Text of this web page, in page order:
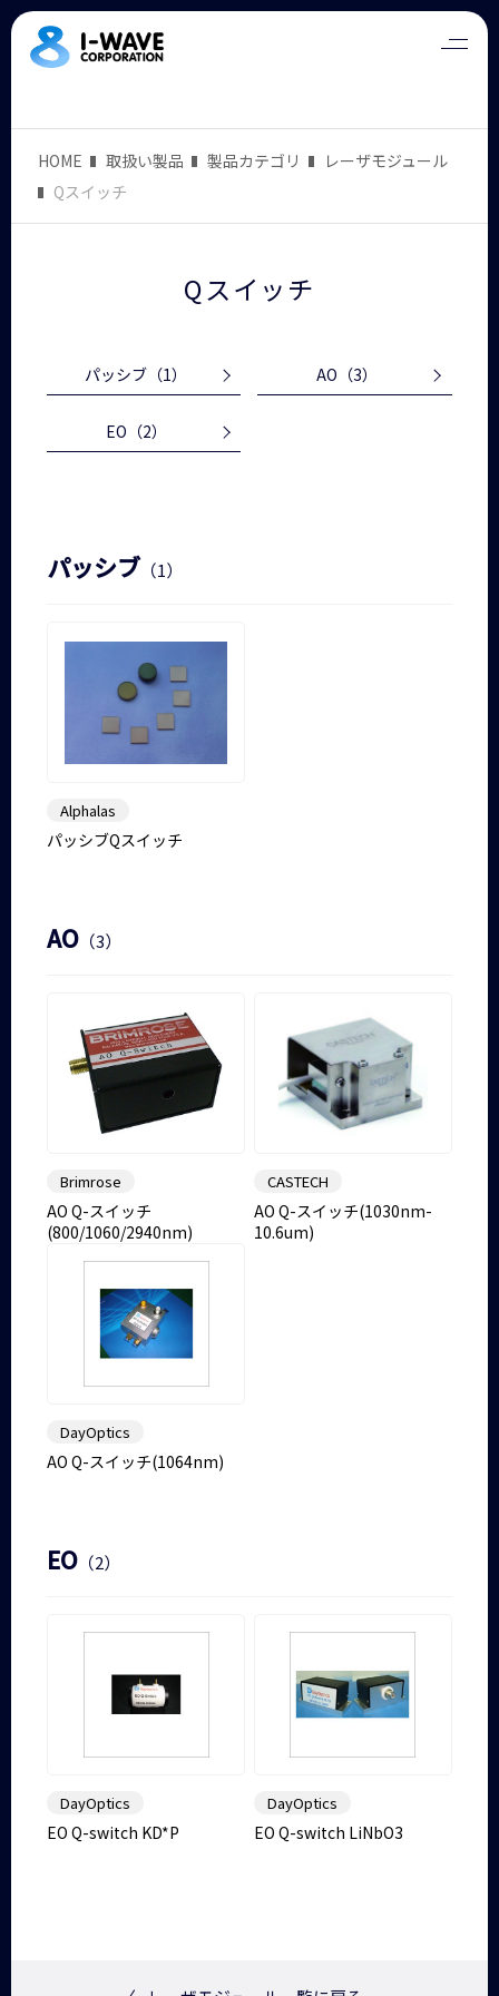
HOME 取扱い製品 製品カテゴリ
レーザモジュール
Qスイッチ
Qスイッチ
パッシブ （1） AO （3）
EO （2）
パッシブ （1）
Alphalas
パッシブQスイッチ
AO （3）
Brimrose
AO Q-スイッチ
(800/1060/2940nm)
CASTECH
AO Q-スイッチ(1030nm-
10.6um)
DayOptics
AO Q-スイッチ(1064nm)
EO （2）
DayOptics
EO Q-switch KD*P
DayOptics
EO Q-switch LiNbO3